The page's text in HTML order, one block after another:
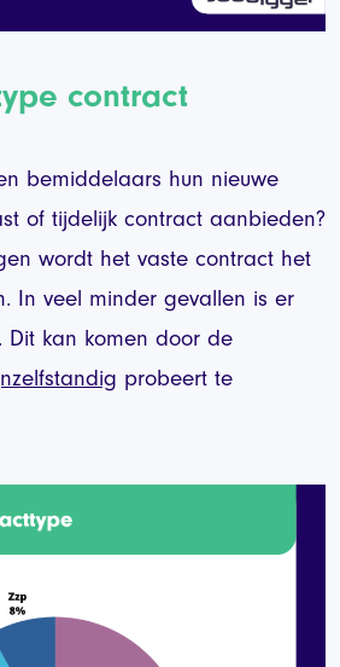
contract
bemiddelaars hun nieuwe
of tijdelijk contract aanbieden?
wordt het vaste contract het
In veel minder gevallen is er
Dit kan komen door de
probeert te